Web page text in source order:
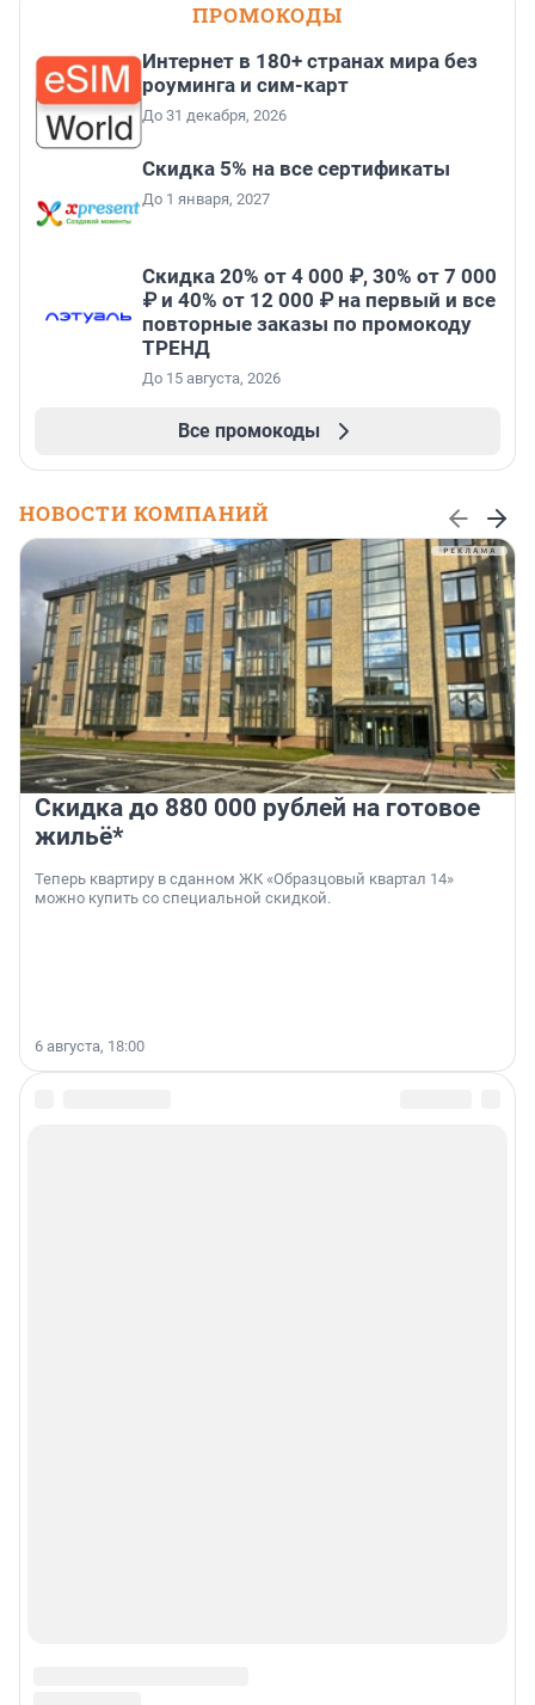
ПРОМОКОДЫ
Интернет в 180+ странах мира без
роуминга и сим-карт
До 31 декабря, 2026
Скидка 5% на все сертификаты
До 1 января, 2027
Скидка 20% от 4 000 ₽, 30% от 7 000
₽ и 40% от 12 000 ₽ на первый и все
повторные заказы по промокоду
ТРЕНД
До 15 августа, 2026
Все промокоды
НОВОСТИ КОМПАНИЙ
Скидка до 880 000 рублей на готовое
жильё*
Теперь квартиру в сданном ЖК «Образцовый квартал 14»
можно купить со специальной скидкой.
6 августа, 18:00